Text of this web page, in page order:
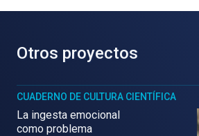
Otros proyectos
CUADERNO DE CULTURA CIENTÍFICA
La ingesta emocional
como problema